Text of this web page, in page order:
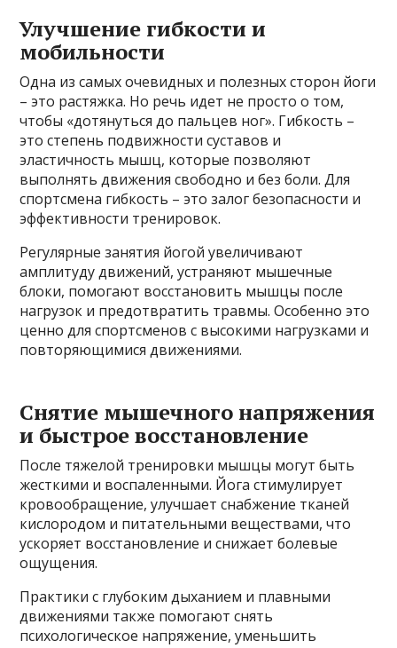
Улучшение гибкости и
мобильности
Одна из самых очевидных и полезных сторон йоги
– это растяжка. Но речь идет не просто о том,
чтобы «дотянуться до пальцев ног». Гибкость –
это степень подвижности суставов и
эластичность мышц, которые позволяют
выполнять движения свободно и без боли. Для
спортсмена гибкость – это залог безопасности и
эффективности тренировок.
Регулярные занятия йогой увеличивают
амплитуду движений, устраняют мышечные
блоки, помогают восстановить мышцы после
нагрузок и предотвратить травмы. Особенно это
ценно для спортсменов с высокими нагрузками и
повторяющимися движениями.
Снятие мышечного напряжения
и быстрое восстановление
После тяжелой тренировки мышцы могут быть
жесткими и воспаленными. Йога стимулирует
кровообращение, улучшает снабжение тканей
кислородом и питательными веществами, что
ускоряет восстановление и снижает болевые
ощущения.
Практики с глубоким дыханием и плавными
движениями также помогают снять
психологическое напряжение, уменьшить